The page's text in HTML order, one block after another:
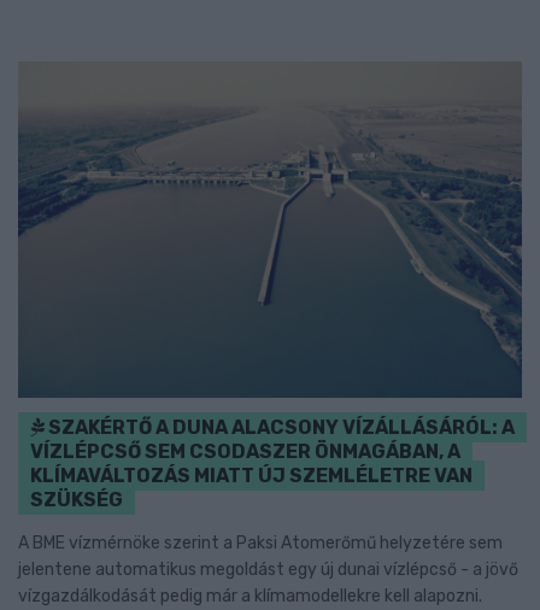
SZAKÉRTŐ A DUNA ALACSONY VÍZÁLLÁSÁRÓL: A
VÍZLÉPCSŐ SEM CSODASZER ÖNMAGÁBAN, A
KLÍMAVÁLTOZÁS MIATT ÚJ SZEMLÉLETRE VAN
SZÜKSÉG
A BME vízmérnöke szerint a Paksi Atomerőmű helyzetére sem
jelentene automatikus megoldást egy új dunai vízlépcső - a jövő
vízgazdálkodását pedig már a klímamodellekre kell alapozni.